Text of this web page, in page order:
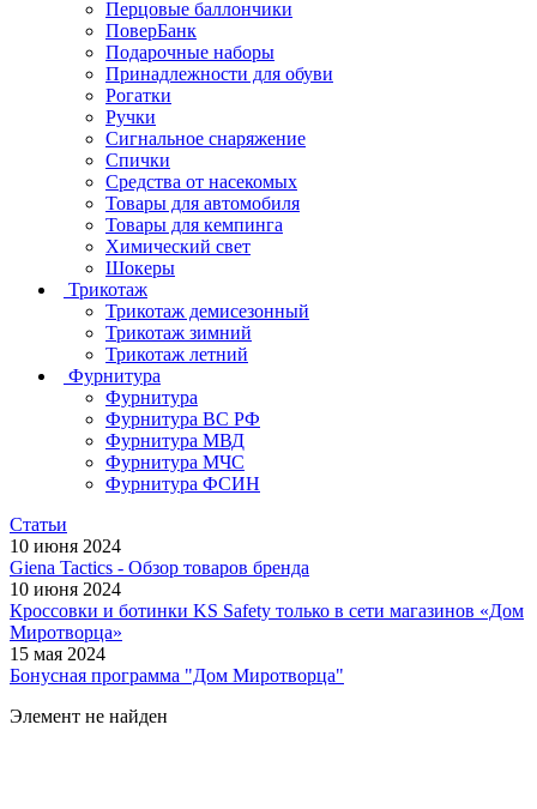
Перцовые баллончики
ПоверБанк
Подарочные наборы
Принадлежности для обуви
Рогатки
Ручки
Сигнальное снаряжение
Спички
Средства от насекомых
Товары для автомобиля
Товары для кемпинга
Химический свет
Шокеры
Трикотаж
Трикотаж демисезонный
Трикотаж зимний
Трикотаж летний
Фурнитура
Фурнитура
Фурнитура ВС РФ
Фурнитура МВД
Фурнитура МЧС
Фурнитура ФСИН
Статьи
10 июня 2024
Giena Tactics - Обзор товаров бренда
10 июня 2024
Кроссовки и ботинки KS Safety только в сети магазинов «Дом
Миротворца»
15 мая 2024
Бонусная программа "Дом Миротворца"
Элемент не найден